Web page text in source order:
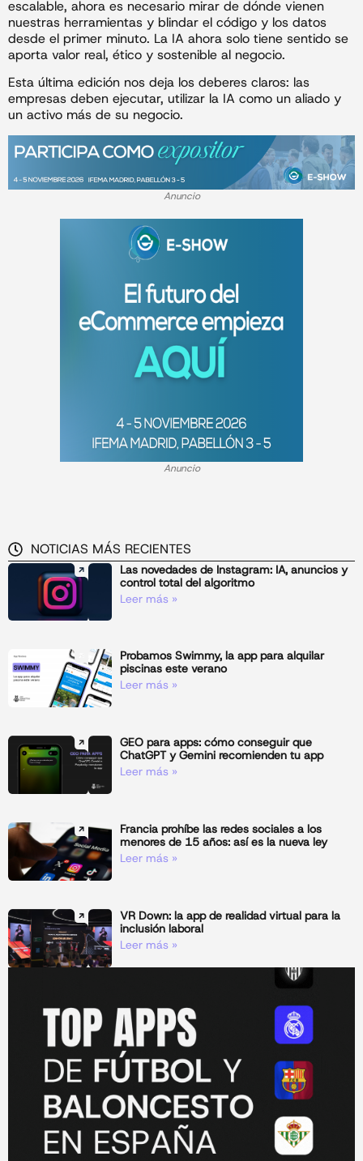
escalable, ahora es necesario mirar de dónde vienen
nuestras herramientas y blindar el código y los datos
desde el primer minuto. La IA ahora solo tiene sentido se
aporta valor real, ético y sostenible al negocio.
Esta última edición nos deja los deberes claros: las
empresas deben ejecutar, utilizar la IA como un aliado y
un activo más de su negocio.
Anuncio
Anuncio
NOTICIAS MÁS RECIENTES
Las novedades de Instagram: IA, anuncios y
control total del algoritmo
Leer más »
Probamos Swimmy, la app para alquilar
piscinas este verano
Leer más »
GEO para apps: cómo conseguir que
ChatGPT y Gemini recomienden tu app
Leer más »
Francia prohíbe las redes sociales a los
menores de 15 años: así es la nueva ley
Leer más »
VR Down: la app de realidad virtual para la
inclusión laboral
Leer más »